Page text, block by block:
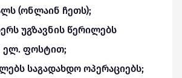
(ონლაინ ჩეთს);
უგზავნის წერილებს
ელ. ფოსტით;
საგადახდო ოპერაციებს;